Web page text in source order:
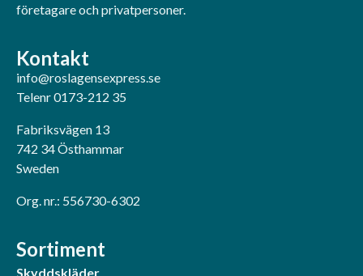
företagare och privatpersoner.
Kontakt
info@roslagensexpress.se
Telenr 0173-212 35
Fabriksvägen 13
742 34 Östhammar
Sweden
Org. nr.: 556730-6302
Sortiment
Skyddskläder